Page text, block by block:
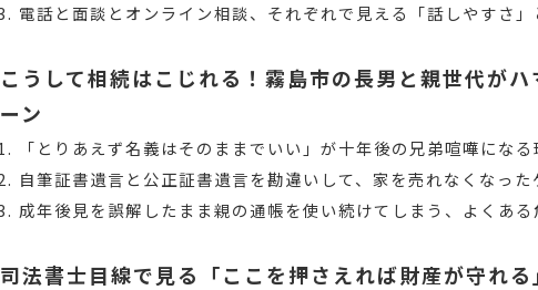
電話と面談とオンライン相談、それぞれで見える「話しやすさ」
こうして相続はこじれる！霧島市の長男と親世代が
ーン
「とりあえず名義はそのままでいい」が十年後の兄弟喧嘩になる
自筆証書遺言と公正証書遺言を勘違いして、家を売れなくなった
成年後見を誤解したまま親の通帳を使い続けてしまう、よくある
司法書士目線で見る「ここを押さえれば財産が守れ